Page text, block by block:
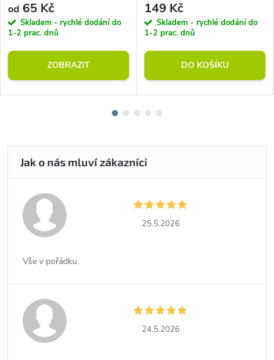
od 65 Kč
Skladem - rychlé dodání do
1-2 prac. dnů
ZOBRAZIT
149 Kč
Skladem - rychlé dodání do
1-2 prac. dnů
DO KOŠÍKU
25.5.2026
Vše v pořádku.
24.5.2026